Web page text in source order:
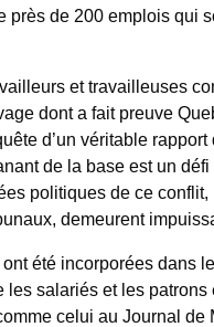
près de 200 emplois qui
et travailleuses
dont a fait preuve
d’un véritable
de la base est un
politiques de ce
demeurent
été incorporées dans
salariés et les
celui au Journal de